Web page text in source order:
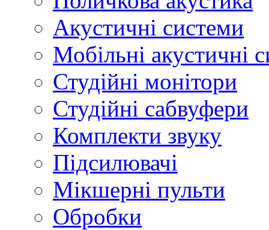
Акустичні системи
Мобільні акустичні
Студійні монітори
Студійні сабвуфери
Комплекти звуку
Підсилювачі
Мікшерні пульти
Обробки